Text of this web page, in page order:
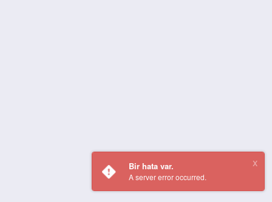
Bir hata var.
A server error occurred.